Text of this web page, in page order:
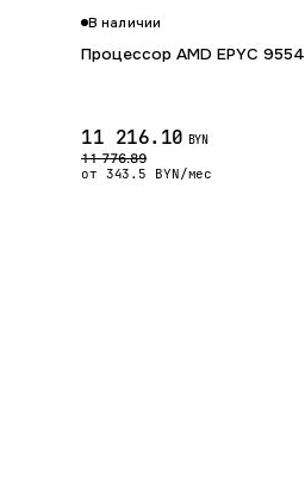
В наличии
Процессор AMD EPYC 9554
11 216.10 BYN
11 776.89
от 343.5 BYN/мес